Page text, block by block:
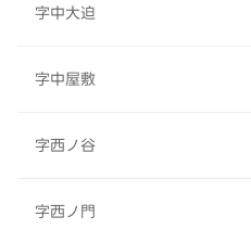
字中大迫
字中屋敷
字西ノ谷
字西ノ門